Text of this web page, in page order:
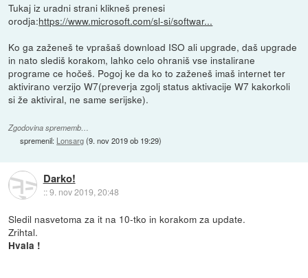
Tukaj iz uradni strani klikneš prenesi
orodja:https://www.microsoft.com/sl-si/softwar...
Ko ga zaženeš te vprašaš download ISO ali upgrade, daš upgrade
in nato slediš korakom, lahko celo ohraniš vse instalirane
programe ce hočeš. Pogoj ke da ko to zaženeš imaš internet ter
aktivirano verzijo W7(preverja zgolj status aktivacije W7 kakorkoli
si že aktiviral, ne same serijske).
Zgodovina sprememb…
spremenil: Lonsarg(9. nov 2019 ob 19:29)
Darko!
::9. nov 2019, 20:48
Sledil nasvetoma za it na 10-tko in korakom za update.
Zrihtal.
Hvala !